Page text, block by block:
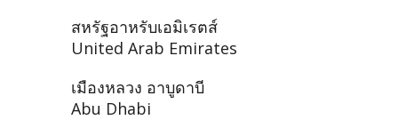
สหรัฐอาหรับเอมิเรตส์
United Arab Emirates
เมืองหลวง อาบูดาบี
Abu Dhabi